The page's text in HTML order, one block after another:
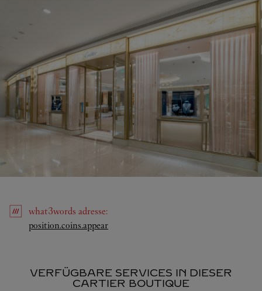
what3words adresse:
position.coins.appearLink Opens in New Tab
VERFÜGBARE SERVICES IN DIESER
CARTIER BOUTIQUE